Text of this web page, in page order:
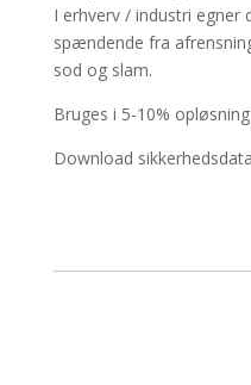
I erhverv / industri egner
spændende fra
sod og slam.
Bruges i 5-10% opløsning
Download